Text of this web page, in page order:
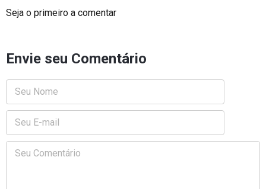
Seja o primeiro a comentar
Envie seu Comentário